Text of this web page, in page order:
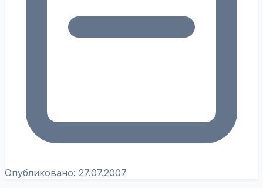
Опубликовано: 27.07.2007